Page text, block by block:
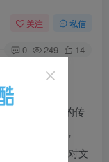
关注 私信
0 249 14
，新世纪龙的传
，也通“爱”，
术基础，展示对文